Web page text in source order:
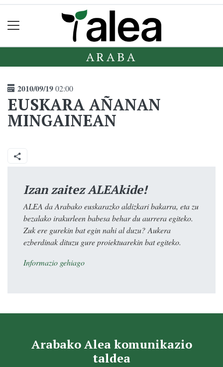
ARABA
2010/09/1902:00
EUSKARA AÑANAN
MINGAINEAN
Izan zaitez ALEAkide!
ALEA da Arabako euskarazko aldizkari bakarra, eta zu
bezalako irakurleen babesa behar du aurrera egiteko.
Zuk ere gurekin bat egin nahi al duzu? Aukera
ezberdinak dituzu gure proiektuarekin bat egiteko.
Informazio gehiago
Arabako Alea komunikazio
taldea